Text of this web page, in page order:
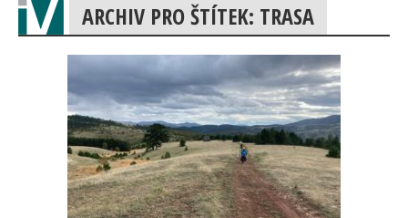
ARCHIV PRO ŠTÍTEK: TRASA